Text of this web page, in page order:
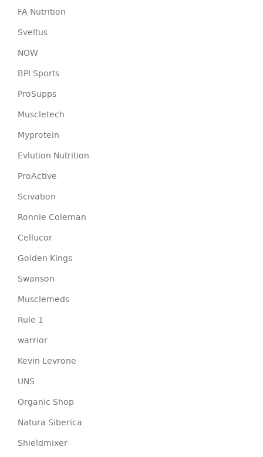
FA Nutrition
Sveltus
NOW
BPI Sports
ProSupps
Muscletech
Myprotein
Evlution Nutrition
ProActive
Scivation
Ronnie Coleman
Cellucor
Golden Kings
Swanson
Musclemeds
Rule 1
warrior
Kevin Levrone
UNS
Organic Shop
Natura Siberica
Shieldmixer